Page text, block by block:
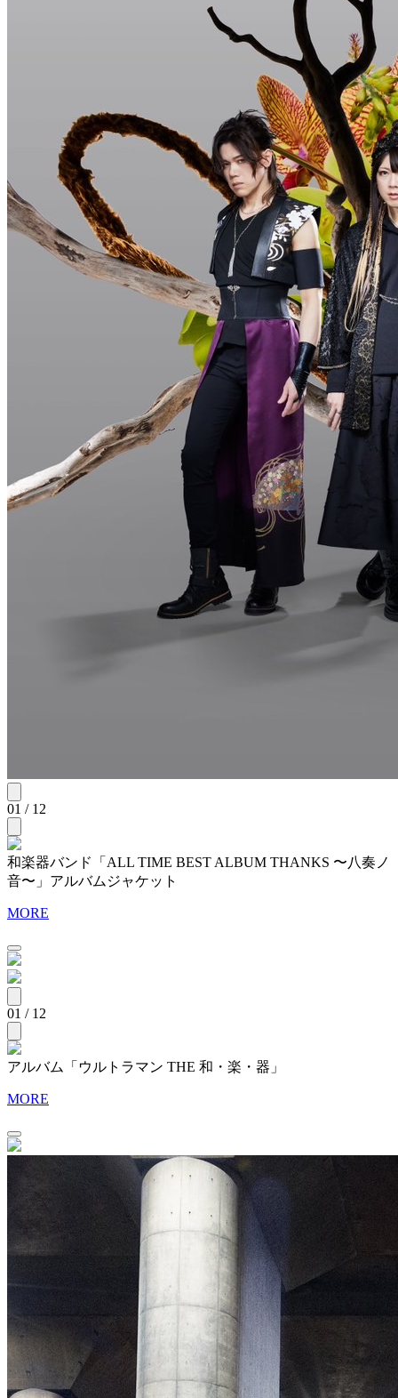
01 / 12
和楽器バンド「ALL TIME BEST ALBUM THANKS 〜八奏ノ
音〜」アルバムジャケット
MORE
01 / 12
アルバム「ウルトラマン THE 和・楽・器」
MORE